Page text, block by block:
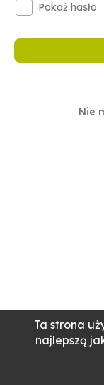
Ta strona
najlepszą
Pokaż hasło
Nie